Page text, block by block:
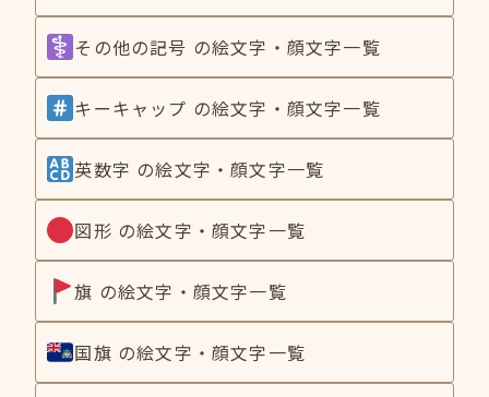
その他の記号 の絵文字・顔文字一覧
キーキャップ の絵文字・顔文字一覧
英数字 の絵文字・顔文字一覧
図形 の絵文字・顔文字一覧
旗 の絵文字・顔文字一覧
国旗 の絵文字・顔文字一覧